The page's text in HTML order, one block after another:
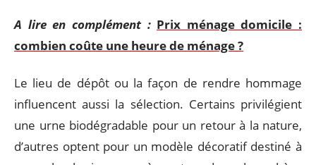
A lire en complément : Prix ménage domicile :
combien coûte une heure de ménage ?
Le lieu de dépôt ou la façon de rendre hommage
influencent aussi la sélection. Certains privilégient
une urne biodégradable pour un retour à la nature,
d’autres optent pour un modèle décoratif destiné à